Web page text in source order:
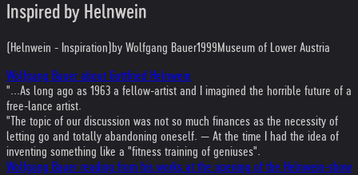
Inspired by Helnwein
(Helnwein - Inspiration) by Wolfgang Bauer1999Museum of Lower Austria
Wolfgang Bauer about Gottfried Helnwein
"...As long ago as 1963 a fellow-artist and I imagined the horrible future of a
free-lance artist.
"The topic of our discussion was not so much finances as the necessity of
letting go and totally abandoning oneself. — At the time I had the idea of
inventing something like a "fitness training of geniuses".
Wolfgang Bauer reading from his works at the opening of the Helnwein-show